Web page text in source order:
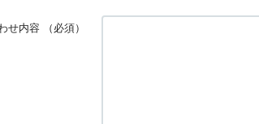
せ内容 （必須）